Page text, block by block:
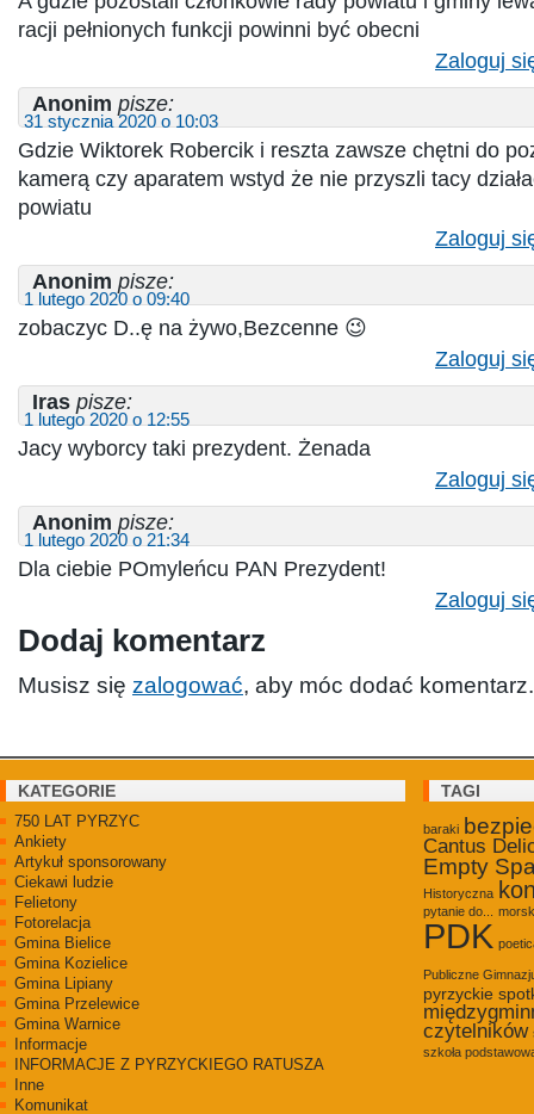
racji pełnionych funkcji powinni być obecni
Zaloguj
Anonim pisze:
31 stycznia 2020 o 10:03
Gdzie Wiktorek Robercik i reszta zawsze chętni do
kamerą czy aparatem wstyd że nie przyszli tacy
powiatu
Zaloguj
Anonim pisze:
1 lutego 2020 o 09:40
zobaczyc D..ę na żywo,Bezcenne 😉
Zaloguj
Iras pisze:
1 lutego 2020 o 12:55
Jacy wyborcy taki prezydent. Żenada
Zaloguj
Anonim pisze:
1 lutego 2020 o 21:34
Dla ciebie POmyleńcu PAN Prezydent!
Zaloguj
Dodaj komentarz
Musisz się zalogować, aby móc dodać komentarz.
KATEGORIE
750 LAT PYRZYC
Ankiety
Artykuł sponsorowany
Ciekawi ludzie
Felietony
Fotorelacja
Gmina Bielice
Gmina Kozielice
Gmina Lipiany
Gmina Przelewice
Gmina Warnice
Informacje
INFORMACJE Z PYRZYCKIEGO RATUSZA
Inne
Komunikat
TAGI
baraki
Cantus
Empty
Historyczna
pytanie do...
PDK
Publiczne
pyrzyckie
czytelników
szkoła